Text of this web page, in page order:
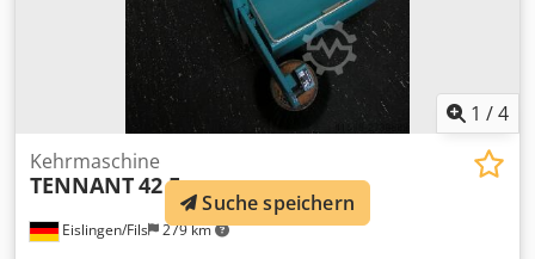
1 /4
Eislingen/Fils 279 km
Kehrmaschine
TENNANT42 E
Suche speichern